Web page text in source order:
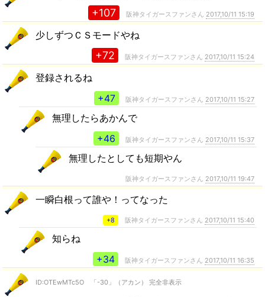
+107 阪神タイガースファンさん 2017,10/11 15:19
少しずつＣＳモードやね
+72 阪神タイガースファンさん 2017,10/11 15:24
登録されるね
+47
阪神タイガースファンさん 2017,10/11 15:27
無理したらあかんで
+46
阪神タイガースファンさん 2017,10/11 15:37
無理したとしても短期やん
阪神タイガースファンさん 2017,10/11 19:47
一瞬白根って誰や！ってなった
+8 阪神タイガースファンさん 2017,10/11 15:40
知らね
+34
阪神タイガースファンさん 2017,10/11 16:35
ID:OTEwMTc5O 「-30」（アカン） 完全非表示